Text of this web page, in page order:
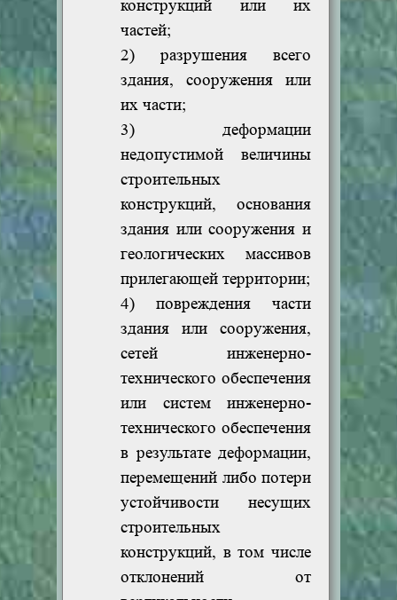
конструкций или их
частей;
2) разрушения всего
здания, сооружения или
их части;
3) деформации
недопустимой величины
строительных
конструкций, основания
здания или сооружения и
геологических массивов
прилегающей территории;
4) повреждения части
здания или сооружения,
сетей инженерно-
технического обеспечения
или систем инженерно-
технического обеспечения
в результате деформации,
перемещений либо потери
устойчивости несущих
строительных
конструкций, в том числе
отклонений от